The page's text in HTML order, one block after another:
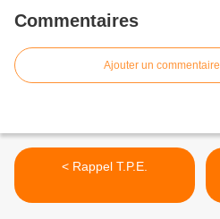
Commentaires
Ajouter un commentaire
< Rappel T.P.E.